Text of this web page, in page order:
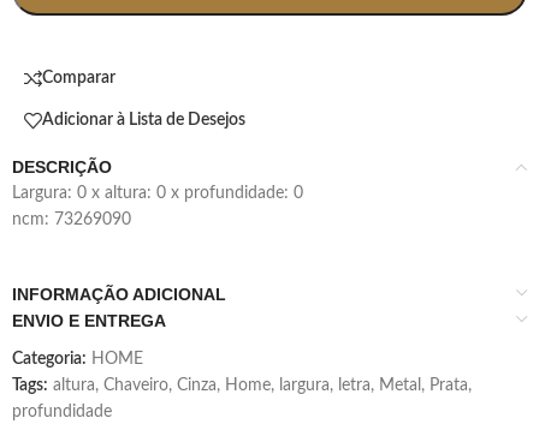
Comparar
Adicionar à Lista de Desejos
DESCRIÇÃO
largura: 0 x altura: 0 x profundidade: 0
ncm: 73269090
INFORMAÇÃO ADICIONAL
ENVIO E ENTREGA
Categoria: HOME
Tags: altura, Chaveiro, Cinza, Home, largura, letra, Metal , Prata,
profundidade